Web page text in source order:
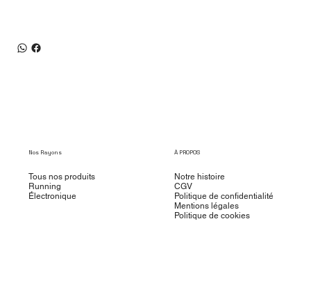
Nos Rayons
Tous nos produits
Running
Électronique
À PROPOS
Notre histoire
CGV
Politique de confidentialité
Mentions légales
Politique de cookies